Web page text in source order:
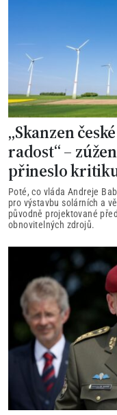
„Skanzen
radost“ –
přineslo
Poté, co vláda Andreje
pro výstavbu solárních a
původně projektované
obnovitelných zdrojů.